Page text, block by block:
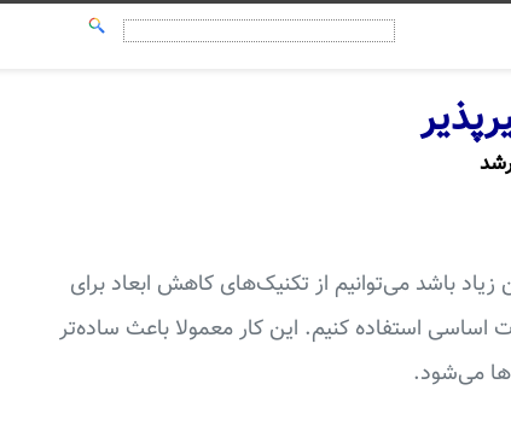
باشد می‌توانیم از تکنیک‌های کاهش ابعاد برای
اساسی استفاده کنیم. این کار معمولا باعث ساده‌تر
می‌شود.